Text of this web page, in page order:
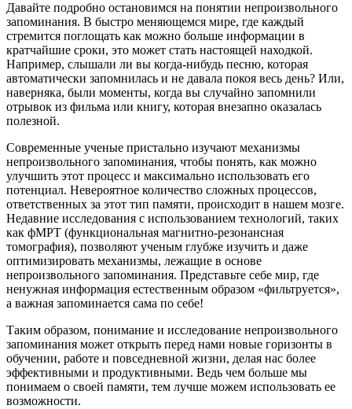
Давайте подробно остановимся на понятии непроизвольного
запоминания. В быстро меняющемся мире, где каждый
стремится поглощать как можно больше информации в
кратчайшие сроки, это может стать настоящей находкой.
Например, слышали ли вы когда-нибудь песню, которая
автоматически запомнилась и не давала покоя весь день? Или,
наверняка, были моменты, когда вы случайно запомнили
отрывок из фильма или книгу, которая внезапно оказалась
полезной.
Современные ученые пристально изучают механизмы
непроизвольного запоминания, чтобы понять, как можно
улучшить этот процесс и максимально использовать его
потенциал. Невероятное количество сложных процессов,
ответственных за этот тип памяти, происходит в нашем мозге.
Недавние исследования с использованием технологий, таких
как фМРТ (функциональная магнитно-резонансная
томография), позволяют ученым глубже изучить и даже
оптимизировать механизмы, лежащие в основе
непроизвольного запоминания. Представьте себе мир, где
ненужная информация естественным образом «фильтруется»,
а важная запоминается сама по себе!
Таким образом, понимание и исследование непроизвольного
запоминания может открыть перед нами новые горизонты в
обучении, работе и повседневной жизни, делая нас более
эффективными и продуктивными. Ведь чем больше мы
понимаем о своей памяти, тем лучше можем использовать ее
возможности.